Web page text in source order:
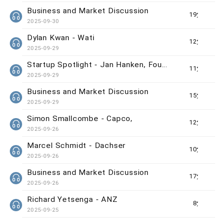
19分鐘
Business and Market Discussion
2025-09-30
12分鐘
Dylan Kwan - Wati
2025-09-29
11分鐘
Startup Spotlight - Jan Hanken, Founder of ChainsAtlas
2025-09-29
15分鐘
Business and Market Discussion
2025-09-29
12分鐘
Simon Smallcombe - Capco,
2025-09-26
10分鐘
Marcel Schmidt - Dachser
2025-09-26
17分鐘
Business and Market Discussion
2025-09-26
8分鐘
Richard Yetsenga - ANZ
2025-09-25